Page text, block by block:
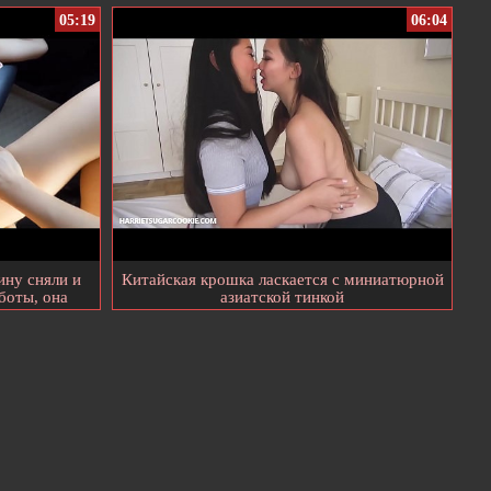
05:19
сняли и
она
06:04
Китайская крошка ласкается с миниатюрной
азиатской тинкой